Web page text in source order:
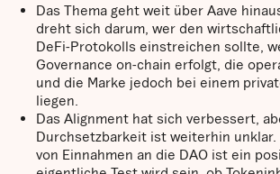
Das Thema geht weit über Aave
dreht sich darum, wer den
DeFi-Protokolls einstreichen sollte,
Governance on-chain erfolgt, die
und die Marke jedoch bei einem
liegen.
Das Alignment hat sich verbessert,
Durchsetzbarkeit ist weiterhin unklar.
von Einnahmen an die DAO ist ein